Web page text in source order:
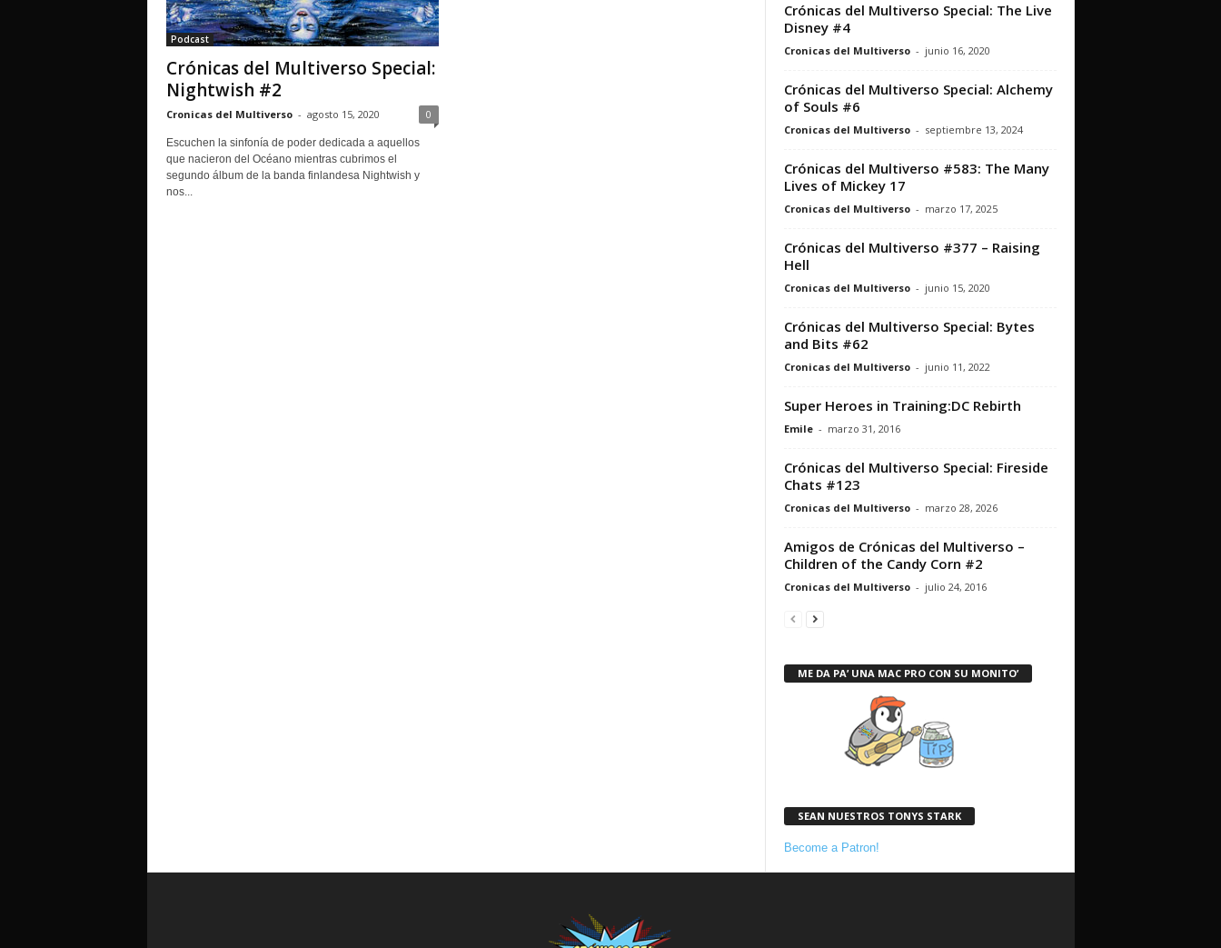
Podcast
Crónicas del Multiverso Special:
Nightwish #2
Cronicas del Multiverso - agosto 15, 2020 0
Escuchen la sinfonía de poder dedicada a aquellos
que nacieron del Océano mientras cubrimos el
segundo álbum de la banda finlandesa Nightwish y
nos...
Crónicas del Multiverso Special: The Live
Disney #4
Cronicas del Multiverso - junio 16, 2020
Crónicas del Multiverso Special: Alchemy
of Souls #6
Cronicas del Multiverso - septiembre 13, 2024
Crónicas del Multiverso #583: The Many
Lives of Mickey 17
Cronicas del Multiverso - marzo 17, 2025
Crónicas del Multiverso #377 – Raising
Hell
Cronicas del Multiverso - junio 15, 2020
Crónicas del Multiverso Special: Bytes
and Bits #62
Cronicas del Multiverso - junio 11, 2022
Super Heroes in Training:DC Rebirth
Emile - marzo 31, 2016
Crónicas del Multiverso Special: Fireside
Chats #123
Cronicas del Multiverso - marzo 28, 2026
Amigos de Crónicas del Multiverso –
Children of the Candy Corn #2
Cronicas del Multiverso - julio 24, 2016
ME DA PA’ UNA MAC PRO CON SU MONITO’
SEAN NUESTROS TONYS STARK
Become a Patron!